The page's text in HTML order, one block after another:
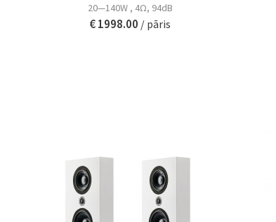
20—140W , 4Ω, 94dB
€ 1998.00 / pāris